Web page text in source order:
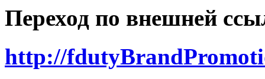
Переход по внешней
http://